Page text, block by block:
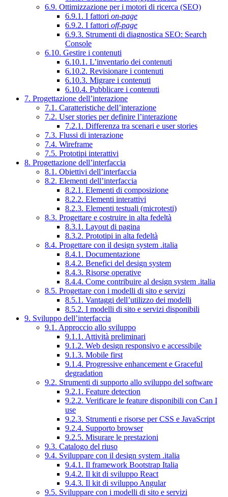
6.9. Ottimizzazione per i motori di ricerca (SEO)
6.9.1. I fattori on-page
6.9.2. I fattori off-page
6.9.3. Strumenti di diagnostica SEO: Search
Console
6.10. Gestire i contenuti
6.10.1. L’inventario dei contenuti
6.10.2. Revisionare i contenuti
6.10.3. Migrare i contenuti
6.10.4. Pubblicare i contenuti
7. Progettazione dell’interazione
7.1. Caratteristiche dell’interazione
7.2. User stories per definire l’interazione
7.2.1. Differenza tra scenari e user stories
7.3. Flussi di interazione
7.4. Wireframe
7.5. Prototipi interattivi
8. Progettazione dell’interfaccia
8.1. Obiettivi dell’interfaccia
8.2. Elementi dell’interfaccia
8.2.1. Elementi di composizione
8.2.2. Elementi interattivi
8.2.3. Elementi testuali (microtesti)
8.3. Progettare e costruire in alta fedeltà
8.3.1. Layout di pagina
8.3.2. Prototipi in alta fedeltà
8.4. Progettare con il design system .italia
8.4.1. Documentazione
8.4.2. Benefici del design system
8.4.3. Risorse operative
8.4.4. Come contribuire al design system .italia
8.5. Progettare con i modelli di sito e servizi
8.5.1. Vantaggi dell’utilizzo dei modelli
8.5.2. I modelli di sito e servizi disponibili
9. Sviluppo dell’interfaccia
9.1. Approccio allo sviluppo
9.1.1. Attività preliminari
9.1.2. Web design responsivo e accessibile
9.1.3. Mobile first
9.1.4. Progressive enhancement e Graceful
degradation
9.2. Strumenti di supporto allo sviluppo del software
9.2.1. Feature detection
9.2.2. Verificare le feature disponibili con Can I
use
9.2.3. Strumenti e risorse per CSS e JavaScript
9.2.4. Supporto browser
9.2.5. Misurare le prestazioni
9.3. Catalogo del riuso
9.4. Sviluppare con il design system .italia
9.4.1. Il framework Bootstrap Italia
9.4.2. Il kit di sviluppo React
9.4.3. Il kit di sviluppo Angular
9.5. Sviluppare con i modelli di sito e servizi